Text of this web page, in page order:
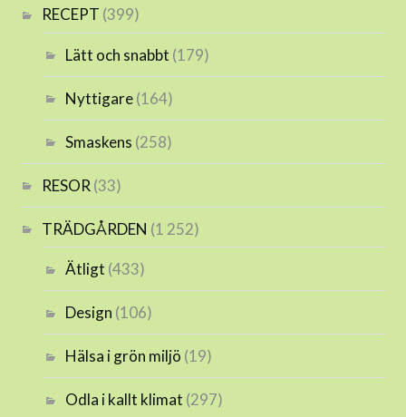
RECEPT (399)
Lätt och snabbt (179)
Nyttigare(164)
Smaskens (258)
RESOR (33)
TRÄDGÅRDEN (1 252)
Ätligt (433)
Design (106)
Hälsa i grön miljö (19)
Odla i kallt klimat (297)